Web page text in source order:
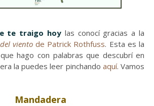
te traigo hoy las conocí gracias a la
vientode Patrick Rothfuss. Esta es la
hago con palabras que descubrí en
la puedes leer pinchando aquí. Vamos
Mandadera